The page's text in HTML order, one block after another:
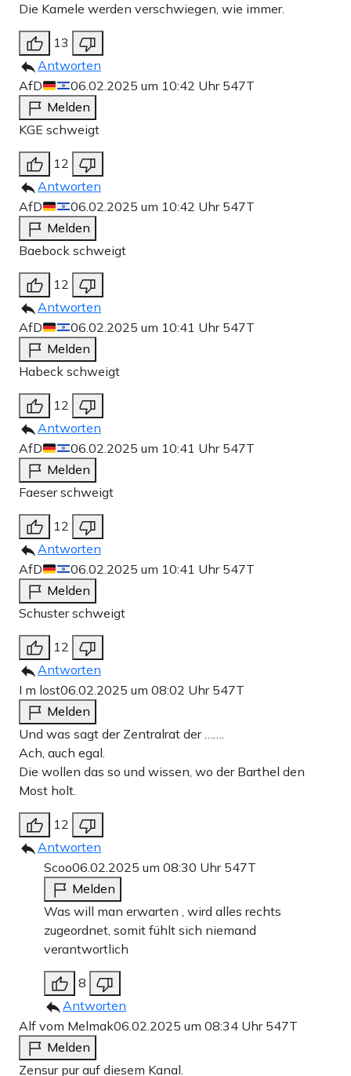
Die Kamele werden verschwiegen, wie immer.
13
Antworten
AfD
06.02.2025 um 10:42 Uhr 547T
Melden
KGE schweigt
12
Antworten
AfD
06.02.2025 um 10:42 Uhr 547T
Melden
Baebock schweigt
12
Antworten
AfD
06.02.2025 um 10:41 Uhr 547T
Melden
Habeck schweigt
12
Antworten
AfD
06.02.2025 um 10:41 Uhr 547T
Melden
Faeser schweigt
12
Antworten
AfD
06.02.2025 um 10:41 Uhr 547T
Melden
Schuster schweigt
12
Antworten
I m lost06.02.2025 um 08:02 Uhr 547T
Melden
Und was sagt der Zentralrat der …….
Ach, auch egal.
Die wollen das so und wissen, wo der Barthel den
Most holt.
12
Antworten
Scoo06.02.2025 um 08:30 Uhr 547T
Melden
Was will man erwarten , wird alles rechts
zugeordnet, somit fühlt sich niemand
verantwortlich
8
Antworten
Alf vom Melmak06.02.2025 um 08:34 Uhr 547T
Melden
Zensur pur auf diesem Kanal.